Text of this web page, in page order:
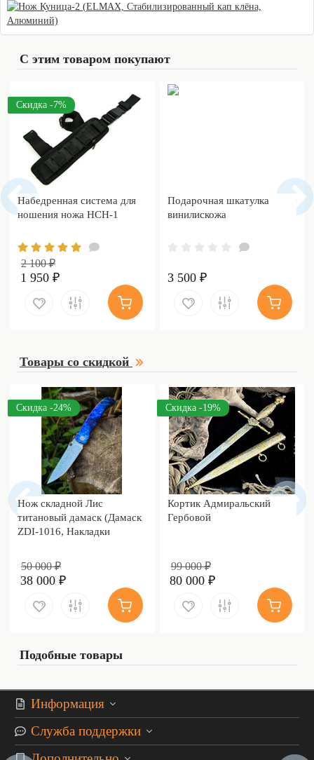
С этим товаром покупают
Скидка -7%
Набедренная система для
ношения ножа НСН-1
2 100 ₽
1 950 ₽
Подарочная шкатулка
винилискожа
3 500 ₽
Товары со скидкой
Скидка -24%
Нож складной Лис
титановый дамаск (Дамаск
ZDI-1016, Накладки
50 000 ₽
38 000 ₽
Скидка -19%
Кортик Адмиральский
Гербовой
99 000 ₽
80 000 ₽
Подобные товары
Информация
Служба поддержки